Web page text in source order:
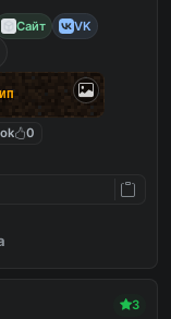
Сайт
VK
П
0
3